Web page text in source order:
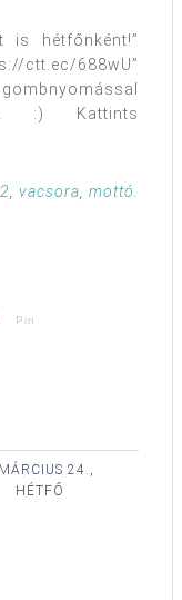
is hétfőnként!”
ctt.ec/688wU”
:) Kattints
2, vacsora, mottó.
Pin
24.,
HÉTFŐ